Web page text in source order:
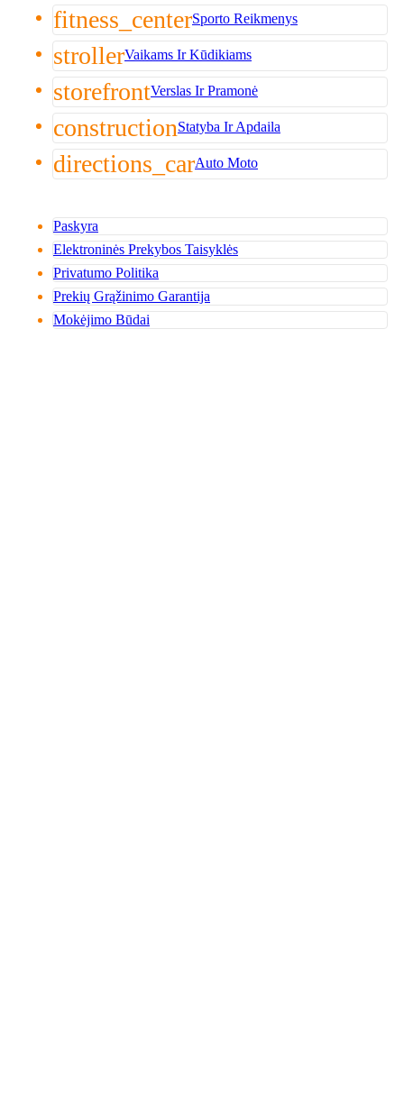
fitness_centerSporto Reikmenys
strollerVaikams Ir Kūdikiams
storefrontVerslas Ir Pramonė
constructionStatyba Ir Apdaila
directions_carAuto Moto
Paskyra
Elektroninės Prekybos Taisyklės
Privatumo Politika
Prekių Grąžinimo Garantija
Mokėjimo Būdai